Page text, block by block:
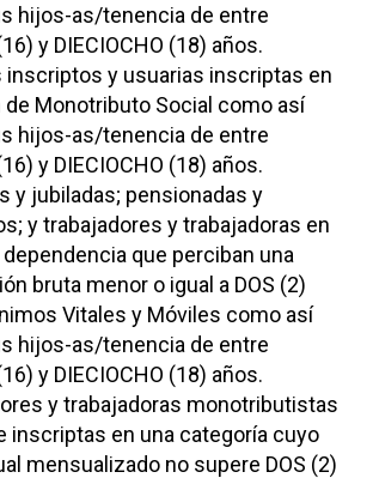
hijos-as/tenencia de entre
y DIECIOCHO (18) años.
inscriptos y usuarias inscriptas en
de Monotributo Social como así
hijos-as/tenencia de entre
y DIECIOCHO (18) años.
y jubiladas; pensionadas y
y trabajadores y trabajadoras en
que perciban una
bruta menor o igual a DOS (2)
Vitales y Móviles como así
hijos-as/tenencia de entre
y DIECIOCHO (18) años.
y trabajadoras monotributistas
inscriptas en una categoría cuyo
mensualizado no supere DOS (2)